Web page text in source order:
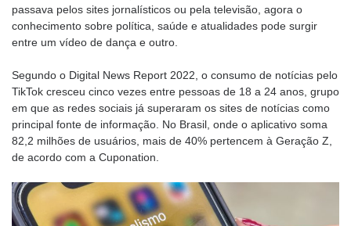
passava pelos sites jornalísticos ou pela televisão, agora o
conhecimento sobre política, saúde e atualidades pode surgir
entre um vídeo de dança e outro.
Segundo o Digital News Report 2022, o consumo de notícias pelo
TikTok cresceu cinco vezes entre pessoas de 18 a 24 anos, grupo
em que as redes sociais já superaram os sites de notícias como
principal fonte de informação. No Brasil, onde o aplicativo soma
82,2 milhões de usuários, mais de 40% pertencem à Geração Z,
de acordo com a Cuponation.